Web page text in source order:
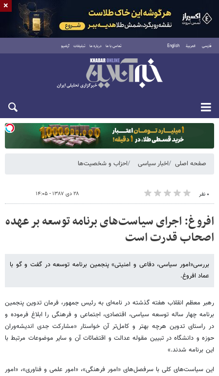
فارسی العربية English تماس با ما درباره ما تبلیغات آرشیو
دوشنبه ۱۹ مرداد ۱۴۰۵
صفحه اصلی اخبار سیاسی احزاب و شخصیت‌ها
۰ نفر ۲۸ دی ۱۳۸۷ - ۱۴:۰۵
افروغ: اجرای سیاست‌های برنامه توسعه بر عهده
اصحاب قدرت است
بررسی«امور سیاسی، دفاعی و امنیتی» پنجمین برنامه توسعه در گفت و گو با
عماد افروغ.
رهبر معظم انقلاب هفته گذشته در نامه‌ای به رئیس جمهور، فرمان تدوین پنجمین
برنامه چهار ساله توسعه سیاسی، اقتصادی، اجتماعی و فرهنگی را ابلاغ فرموده و
در راستای تدوین هرچه بهتر و کامل‌تر آن خواستار «مشارکت جدی اندیشه‌‌وران
حوزه و دانشگاه در تبیین مقوله عدالت و اقتضائات آن و سایر موضوعات مرتبط با
این برنامه شدند.»
این سیاست‌های کلی با سرفصل‌های «امور فرهنگی»، «امور علمی و فناوری»، «امور
×